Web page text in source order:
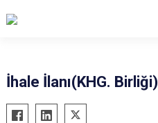
Ağaçören
İhale İlanı(KHG. Birliği)